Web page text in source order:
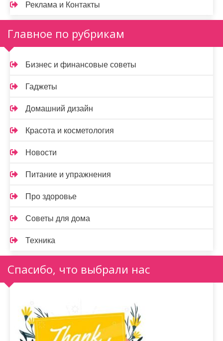
Реклама и Контакты
Главное по рубрикам
Бизнес и финансовые советы
Гаджеты
Домашний дизайн
Красота и косметология
Новости
Питание и упражнения
Про здоровье
Советы для дома
Техника
Спасибо, что выбрали нас